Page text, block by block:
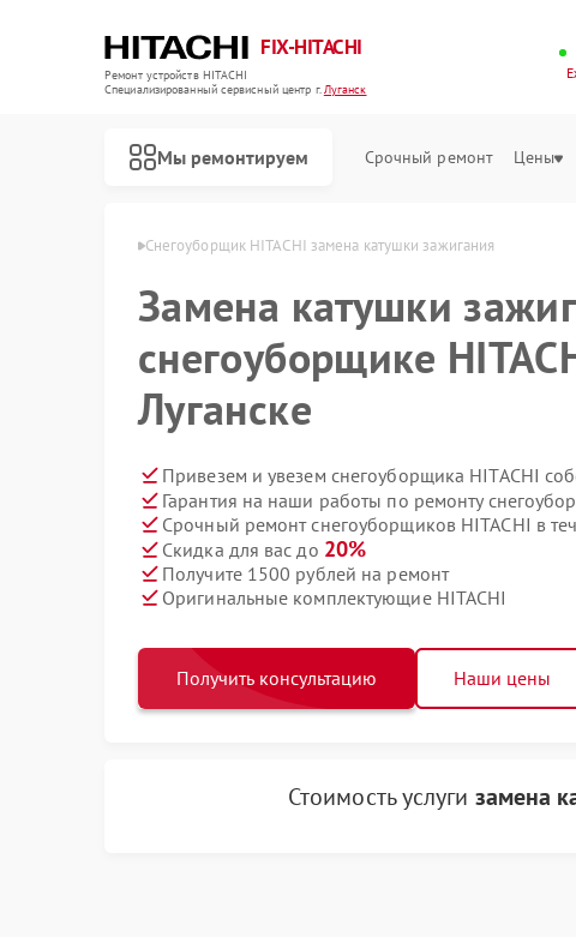
FIX-HITACHI
Ремонт устройств HITACHI
Специализированный cервисный центр г.Луганск
Мы ремонтируем Срочный ремонт Цены
Снегоуборщик HITACHI замена катушки зажигания
Замена катушки
снегоуборщике
Луганске
Привезем и увезем снегоуборщика HITACHI
Гарантия на наши работы по ремонту
Срочный ремонт снегоуборщиков HITACHI в
Скидка для вас до 20%
Получите 1500 рублей на ремонт
Оригинальные комплектующие HITACHI
Получить консультацию Наши цены
Стоимость услуги замена